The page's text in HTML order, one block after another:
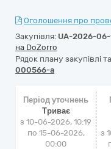
Оголошення про
Закупівля: UA-2026-
на DoZorro
Рядок плану закупівлі
000566-a
Період уточнень
Триває
з 10-06-2026, 10:19
по 15-06-2026,
00:00
з